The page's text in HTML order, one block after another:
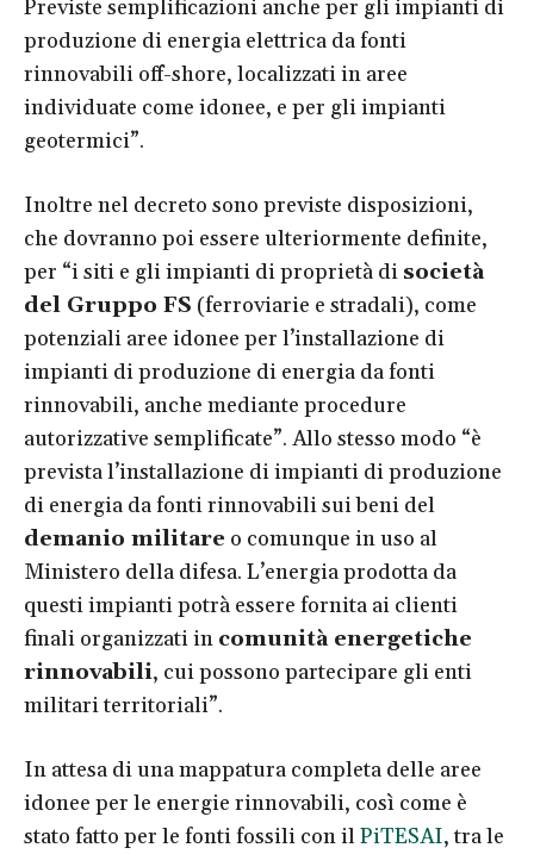
Previste semplificazioni anche per gli impianti di
produzione di energia elettrica da fonti
rinnovabili off-shore, localizzati in aree
individuate come idonee, e per gli impianti
geotermici”.
Inoltre nel decreto sono previste disposizioni,
che dovranno poi essere ulteriormente definite,
per “i siti e gli impianti di proprietà di società
del Gruppo FS (ferroviarie e stradali), come
potenziali aree idonee per l’installazione di
impianti di produzione di energia da fonti
rinnovabili, anche mediante procedure
autorizzative semplificate”. Allo stesso modo “è
prevista l’installazione di impianti di produzione
di energia da fonti rinnovabili sui beni del
demanio militare o comunque in uso al
Ministero della difesa. L’energia prodotta da
questi impianti potrà essere fornita ai clienti
finali organizzati in comunità energetiche
rinnovabili, cui possono partecipare gli enti
militari territoriali”.
In attesa di una mappatura completa delle aree
idonee per le energie rinnovabili, così come è
stato fatto per le fonti fossili con ilPiTESAI, tra le